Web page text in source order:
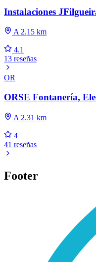
Instalaciones
A 2.15 km
4.1
13 reseñas
OR
ORSE Fontanería,
A 2.31 km
4
41 reseñas
Footer